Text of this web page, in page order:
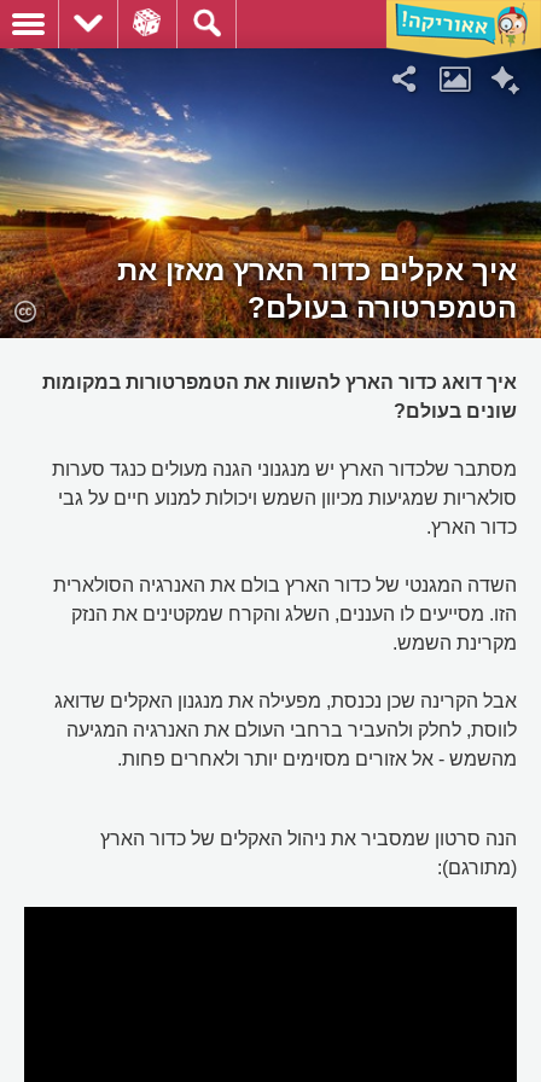
איך אקלים כדור הארץ מאזן את
הטמפרטורה בעולם?
איך דואג כדור הארץ להשוות את הטמפרטורות במקומות
שונים בעולם?
מסתבר שלכדור הארץ יש מנגנוני הגנה מעולים כנגד סערות
סולאריות שמגיעות מכיוון השמש ויכולות למנוע חיים על גבי
כדור הארץ.
השדה המגנטי של כדור הארץ בולם את האנרגיה הסולארית
הזו. מסייעים לו העננים, השלג והקרח שמקטינים את הנזק
מקרינת השמש.
אבל הקרינה שכן נכנסת, מפעילה את מנגנון האקלים שדואג
לווסת, לחלק ולהעביר ברחבי העולם את האנרגיה המגיעה
מהשמש - אל אזורים מסוימים יותר ולאחרים פחות.
הנה סרטון שמסביר את ניהול האקלים של כדור הארץ
(מתורגם):